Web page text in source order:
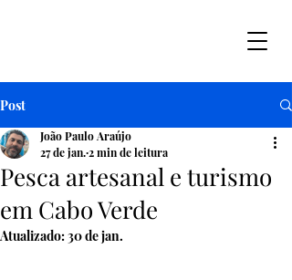
Post
Pesca artesanal e turismo
em Cabo Verde
João Paulo Araújo
27 de jan.2 min de leitura
Atualizado:30 de jan.